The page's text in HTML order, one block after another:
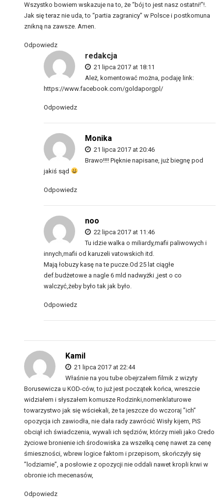
Wszystko bowiem wskazuje na to, że “bój to jest nasz ostatni!”!.
Jak się teraz nie uda, to “partia zagranicy” w Polsce i postkomuna
znikną na zawsze. Amen.
Odpowiedz
redakcja
21 lipca 2017 at 18:11
Ależ, komentować można, podaję link:
https://www.facebook.com/goldaporgpl/
Odpowiedz
Monika
21 lipca 2017 at 20:46
Brawo!!!! Pięknie napisane, już biegnę pod
jakiś sąd
Odpowiedz
noo
22 lipca 2017 at 11:46
Tu idzie walka o miliardy,mafii paliwowych i
innych,mafii od karuzeli vatowskich itd.
Mają łobuzy kasę na te pucze.Od 25 lat ciągłe
def.budżetowe a nagle 6 mld nadwyżki ,jest o co
walczyć,żeby było tak jak było.
Odpowiedz
Kamil
21 lipca 2017 at 22:44
Właśnie na you tube obejrzałem filmik z wizyty
Borusewicza u KOD-ców, to już jest początek końca, wreszcie
widziałem i słyszałem komusze Rodzinki,nomenklaturowe
towarzystwo jak się wściekali, że ta jeszcze do wczoraj ”ich”
opozycja ich zawiodła, nie dała rady zawrócić Wisły kijem, PiS
obciął ich świadczenia, wywali ich sędziów, którzy mieli jako Credo
życiowe bronienie ich środowiska za wszelką cenę nawet za cenę
śmieszności, wbrew logice faktom i przepisom, skończyły się
”lodziarnie”, a posłowie z opozycji nie oddali nawet kropli krwi w
obronie ich mecenasów,
Odpowiedz